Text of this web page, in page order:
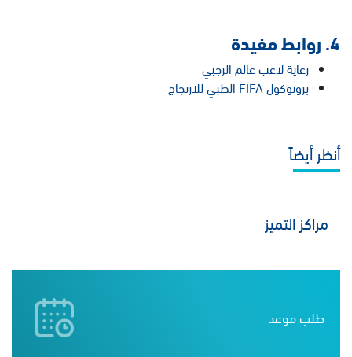
4. روابط مفيدة
رعاية لاعب عالم الرجبي
بروتوكول FIFA الطبي للارتجاج
أنظر أيضاً
مراكز التميز
طلب موعد